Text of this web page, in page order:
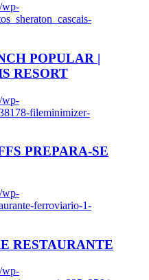
wp-
POPULAR |
RESORT
wp-
fileminimizer-
PREPARA-SE
wp-
ferroviario-1-
RESTAURANTE
wp-